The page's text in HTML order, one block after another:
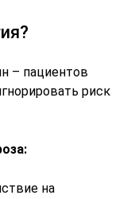
– пациентов
риск
на